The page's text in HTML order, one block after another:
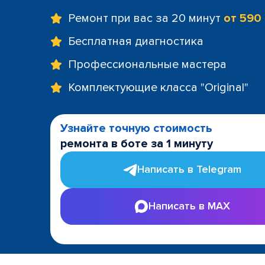
Ремонт при вас за 20 минут от
Бесплатная диагностика
Профессиональные мастера
Комплектующие класса "Original"
Узнайте точную стоимость
ремонта в боте за 1 минуту
Написать в Telegram
Написать в MAX